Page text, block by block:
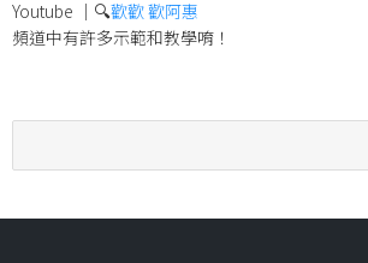
Youtube ｜🔍歡歡 歡阿惠
頻道中有許多示範和教學唷！